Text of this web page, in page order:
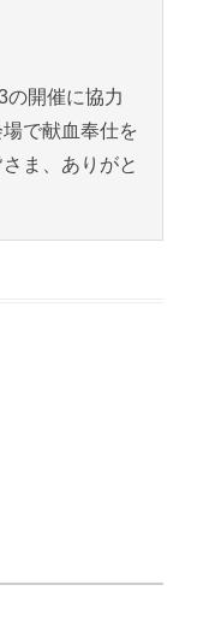
の開催に協力
で献血奉仕を
ま、ありがと